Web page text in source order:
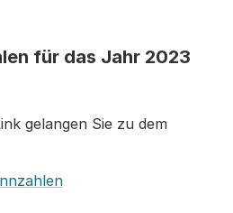
für das Jahr 2023
gelangen Sie zu dem